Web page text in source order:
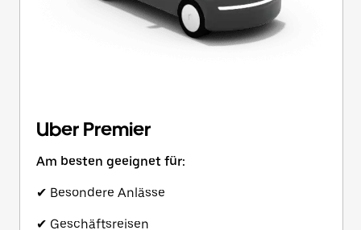
Uber Premier
Am besten geeignet für:
✔ Besondere Anlässe
✔ Geschäftsreisen